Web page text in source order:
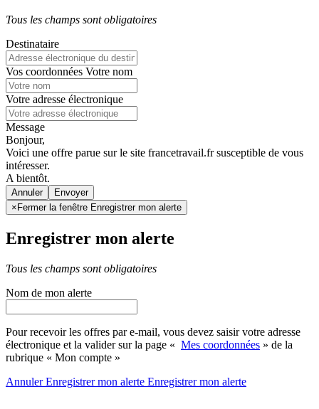
Tous les champs sont obligatoires
Destinataire
Vos coordonnées Votre nom
Votre adresse électronique
Message
Bonjour,
Voici une offre parue sur le site francetravail.fr susceptible de vous
intéresser.
A bientôt.
Annuler
× Fermer la fenêtre Enregistrer mon alerte
Enregistrer mon alerte
Tous les champs sont obligatoires
Nom de mon alerte
Pour recevoir les offres par e-mail, vous devez saisir votre adresse
électronique et la valider sur la page « Mes coordonnées » de la
rubrique « Mon compte »
AnnulerEnregistrer mon alerte Enregistrermon alerte